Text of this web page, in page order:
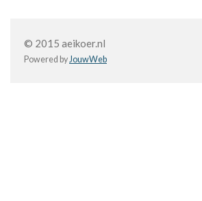
© 2015 aeikoer.nl
Powered byJouwWeb